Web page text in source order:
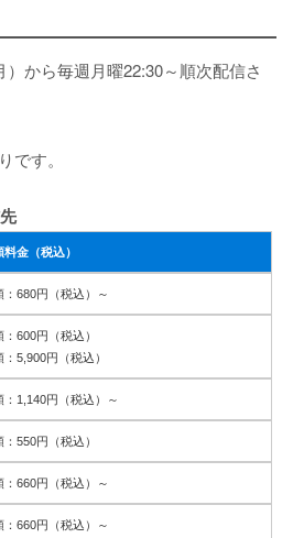
から毎週月曜22:30～順次配信さ
です。
料金（税込）
：680円（税込）～
：600円（税込）
：5,900円（税込）
：1,140円（税込）～
：550円（税込）
：660円（税込）～
：660円（税込）～